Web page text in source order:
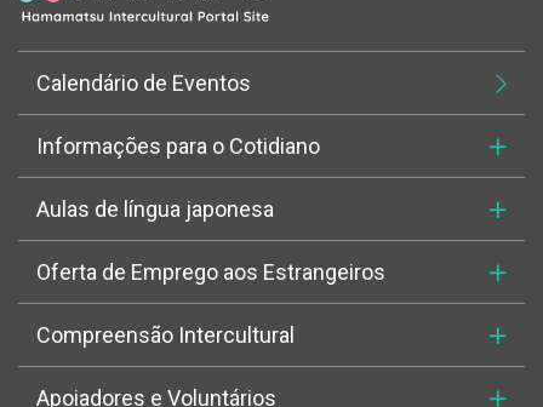
Calendário de Eventos
Informações para o Cotidiano
Aulas de língua japonesa
Oferta de Emprego aos Estrangeiros
Compreensão Intercultural
Apoiadores e Voluntários